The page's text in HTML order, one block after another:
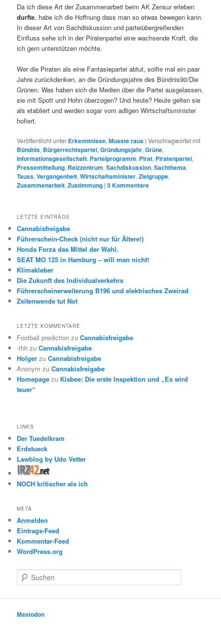
Da ich diese Art der Zusammenarbeit beim AK Zensur erleben
durfte, habe ich die Hoffnung dass man so etwas bewegen kann.
In dieser Art von Sachdiskussion und parteiübergreifenden
Einfluss sehe ich in der Piratenpartei eine wachsende Kraft, die
ich gern unterstützen möchte.
Wer die Piraten als eine Fantasiepartei abtut, sollte mal ein paar
Jahre zurückdenken, an die Gründungsjahre des Bündnis90/Die
Grünen. Was haben sich die Medien über die Partei ausgelassen,
sie mit Spott und Hohn überzogen? Und heute? Heute gelten sie
als etabliert und werden sogar vom adligen Wirtschaftsminister
hofiert.
Veröffentlicht unter Erkenntnisse,Musste raus |Verschlagwortet mit
Bündnis, Bürgerrechtspartei,Gründungsjahr,Grüne,
Informationsgesellschaft, Parteiprogramm, Pirat, Piratenpartei,
Pressemitteilung, Reizzentrum,Sachdiskussion,Sachthema,
Tauss,Vergangenheit,Wirtschaftsminister,Zielgruppe,
Zusammenarbeit,Zustimmung |3Kommentare
LETZTE EINTRÄGE
Cannabisfreigabe
Führerschein-Check (nicht nur für Ältere!)
Honda Forza das Mittel der Wahl.
SEAT MO 125 in Hamburg – will man nicht!
Klimakleber
Die Zukunft des Individualverkehrs
Führerscheinerweiterung B196 und elektrisches Zweirad
Zeitenwende tut Not
LETZTE KOMMENTARE
Football prediction zuCannabisfreigabe
-thh zuCannabisfreigabe
Holger zuCannabisfreigabe
Anonym zuCannabisfreigabe
Homepage zu Kisbee: Die erste Inspektion und „Es wird
teuer“
LINKS
Der Tuedelkram
Erdstueck
Lawblog by Udo Vetter
NOCH kritischer als ich
META
Anmelden
Eintrags-Feed
Kommentar-Feed
WordPress.org
u
e
Mastodon